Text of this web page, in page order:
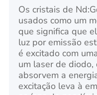
Os cristais de
usados como um
que significa que
luz por emissão
é excitado com
um laser de diodo,
absorvem a
excitação leva à